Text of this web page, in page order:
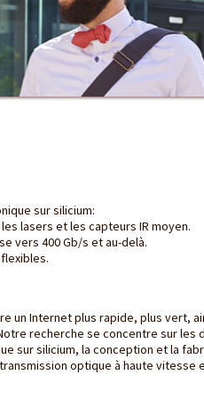
sur silicium:
lasers et les capteurs IR moyen.
vers 400 Gb/s et au-delà.
un Internet plus rapide, plus vert,
recherche se concentre sur les
sur silicium, la conception et la
optique à haute